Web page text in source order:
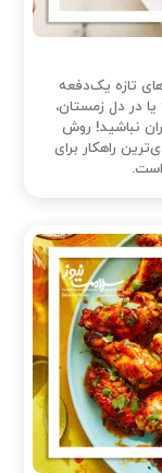
تازه یک‌دفعه
در دل زمستان،
نباشید! روش
راهکار برای
است.